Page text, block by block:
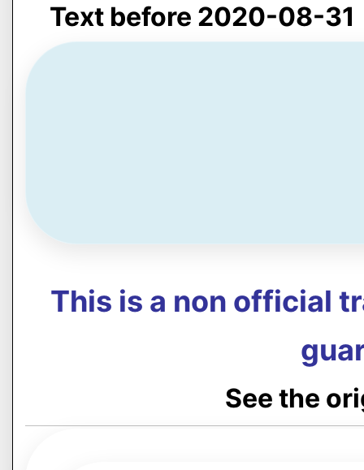
Text before 2020-08-31
This is a non official
See the